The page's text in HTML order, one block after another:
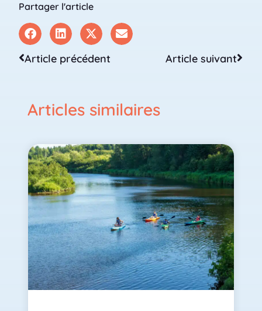
Partager l'article
Article précédent Article suivant
Articles similaires